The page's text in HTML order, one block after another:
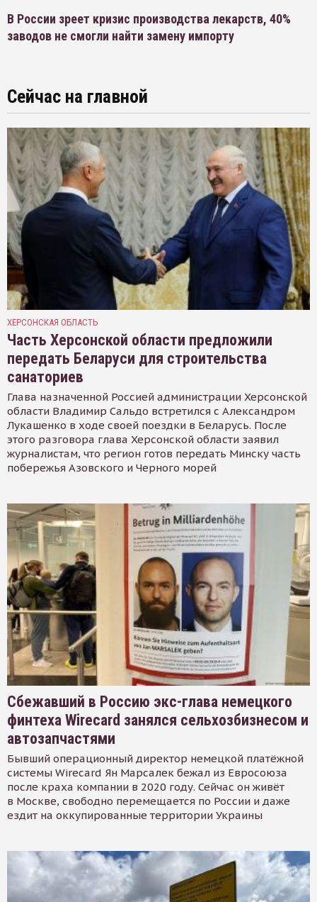
В России зреет кризис производства лекарств, 40%
заводов не смогли найти замену импорту
Сейчас на главной
ХЕРСОНСКАЯ ОБЛАСТЬ
Часть Херсонской области предложили
передать Беларуси для строительства
санаториев
Глава назначенной Россией администрации Херсонской
области Владимир Сальдо встретился с Александром
Лукашенко в ходе своей поездки в Беларусь. После
этого разговора глава Херсонской области заявил
журналистам, что регион готов передать Минску часть
побережья Азовского и Черного морей
Сбежавший в Россию экс-глава немецкого
финтеха Wirecard занялся сельхозбизнесом и
автозапчастями
Бывший операционный директор немецкой платёжной
системы Wirecard Ян Марсалек бежал из Евросоюза
после краха компании в 2020 году. Сейчас он живёт
в Москве, свободно перемещается по России и даже
ездит на оккупированные территории Украины